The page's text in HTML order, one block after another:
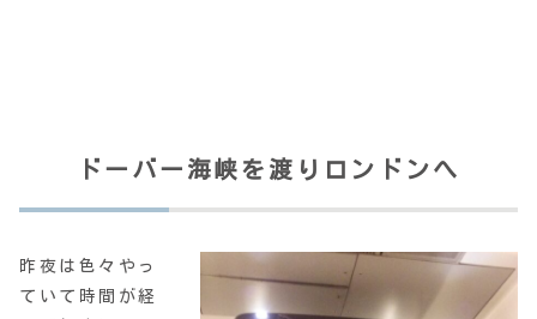
ドーバー海峡を渡りロンドンへ
昨夜は色々やっ
ていて時間が経